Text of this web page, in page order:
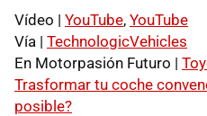
Vídeo | YouTube, YouTube
Vía | TechnologicVehicles
En Motorpasión Futuro |
Trasformar tu coche
posible?